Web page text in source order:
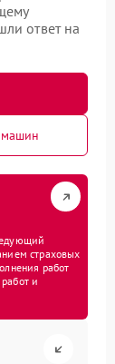
ответ на
страховых
работ
и